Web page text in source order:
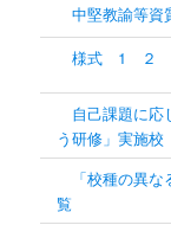
中堅教諭等資
様式 1
２
自己課題に応
う研修」実施校
「校種の異
覧